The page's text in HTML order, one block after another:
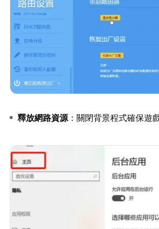
釋放網路資源 ：關閉背景程式確保遊